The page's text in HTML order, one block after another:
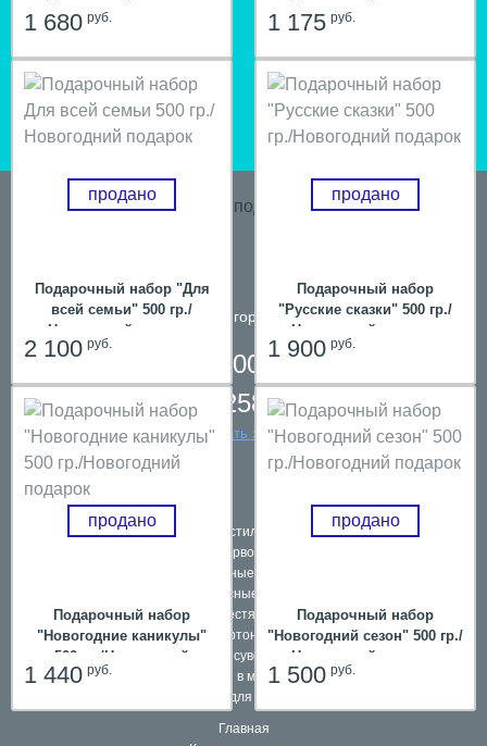
Новогодний подарок
1 680руб.
Новогодний подарок
1 175руб.
Подарочный набор "Для
всей семьи" 500 гр./
Новогодний подарок
2 100руб.
продано
Подарочный набор
"Русские сказки" 500 гр./
Новогодний подарок
1 900руб.
продано
Подарочный набор
"Новогодние каникулы"
500 гр./Новогодний
подарок
1 440руб.
продано
Подарочный набор
"Новогодний сезон" 500 гр./
Новогодний подарок
1 500руб.
продано
телефон в городеПермь
8 800 200 61 59,
8 342 258 39 59
заказать звонок
Подарки в текстильной упаковке
Наборы первоклассников
Школьные ранцы
Комплексные подарки
Подарки в жестяной упаковке
Подарки в картонной упаковке
Подарочные сувениры и игры
Подарки в мешочках
Подарки для взрослых
Главная